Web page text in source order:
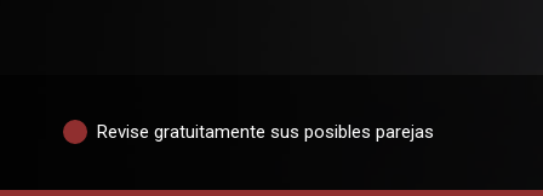
Revise gratuitamente sus posibles parejas